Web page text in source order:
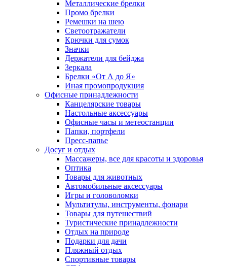
Металлические брелки
Промо брелки
Ремешки на шею
Светоотражатели
Крючки для сумок
Значки
Держатели для бейджа
Зеркала
Брелки «От А до Я»
Иная промопродукция
Офисные принадлежности
Канцелярские товары
Настольные аксессуары
Офисные часы и метеостанции
Папки, портфели
Пресс-папье
Досуг и отдых
Массажеры, все для красоты и здоровья
Оптика
Товары для животных
Автомобильные аксессуары
Игры и головоломки
Мультитулы, инструменты, фонари
Товары для путешествий
Туристические принадлежности
Отдых на природе
Подарки для дачи
Пляжный отдых
Спортивные товары